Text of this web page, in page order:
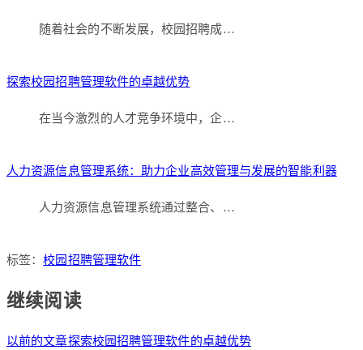
随着社会的不断发展，校园招聘成…
探索校园招聘管理软件的卓越优势
在当今激烈的人才竞争环境中，企…
人力资源信息管理系统：助力企业高效管理与发展的智能利器
人力资源信息管理系统通过整合、…
标签：校园招聘管理软件
继续阅读
以前的文章探索校园招聘管理软件的卓越优势